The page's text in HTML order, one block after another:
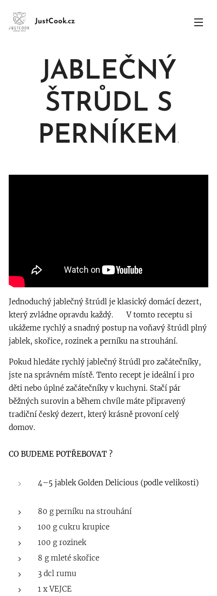
JustCook.cz
JABLEČNÝ
ŠTRŮDL S
PERNÍKEM .
Jednoduchý jablečný štrúdl je klasický domácí dezert,
který zvládne opravdu každý. 🍎 V tomto receptu si
ukážeme rychlý a snadný postup na voňavý štrúdl plný
jablek, skořice, rozinek a perníku na strouhání.
Pokud hledáte rychlý jablečný štrúdl pro začátečníky,
jste na správném místě. Tento recept je ideální i pro
děti nebo úplné začátečníky v kuchyni. Stačí pár
běžných surovin a během chvíle máte připravený
tradiční český dezert, který krásně provoní celý
domov.
CO BUDEME POTŘEBOVAT ?
4–5 jablek Golden Delicious (podle velikosti)
80 g perníku na strouhání
100 g cukru krupice
100 g rozinek
8 g mleté skořice
3 dcl rumu
1 x VEJCE